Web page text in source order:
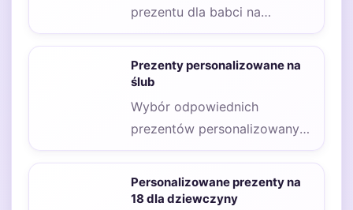
prezentu dla babci na
urodziny może być nie lada
wyzwaniem, ale jednocześnie
to…
Prezenty personalizowane na
ślub
Wybór odpowiednich
prezentów personalizowanych
na ślub dla pary młodej może
być nie lada wyzwaniem,
zwłaszcza…
Personalizowane prezenty na
18 dla dziewczyny